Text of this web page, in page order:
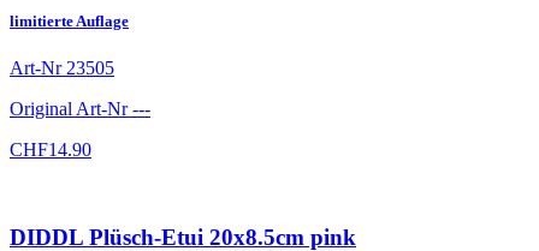
limitierte Auflage
Art-Nr 23505
Original Art-Nr---
CHF14.90
DIDDL Plüsch-Etui 20x8.5cm pink